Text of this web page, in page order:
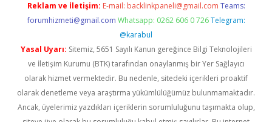
Reklam ve İletişim: E-mail: backlinkpaneli@gmail.com Teams:
forumhizmeti@gmail.com Whatsapp: 0262 606 0 726 Telegram:
@karabul
Yasal Uyarı: Sitemiz, 5651 Sayılı Kanun gereğince Bilgi Teknolojileri
ve İletişim Kurumu (BTK) tarafından onaylanmış bir Yer Sağlayıcı
olarak hizmet vermektedir. Bu nedenle, sitedeki içerikleri proaktif
olarak denetleme veya araştırma yükümlülüğümüz bulunmamaktadır.
Ancak, üyelerimiz yazdıkları içeriklerin sorumluluğunu taşımakta olup,